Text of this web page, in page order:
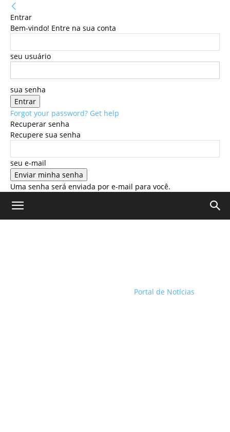
Entrar
Bem-vindo! Entre na sua conta
seu usuário
sua senha
Forgot your password? Get help
Recuperar senha
Recupere sua senha
seu e-mail
Uma senha será enviada por e-mail para você.
Portal de Notícias